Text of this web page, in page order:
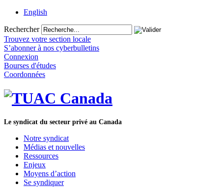
English
Rechercher
Trouvez votre section locale
S’abonner à nos cyberbulletins
Connexion
Bourses d'études
Coordonnées
Le syndicat du secteur privé au Canada
Notre syndicat
Médias et nouvelles
Ressources
Enjeux
Moyens d’action
Se syndiquer